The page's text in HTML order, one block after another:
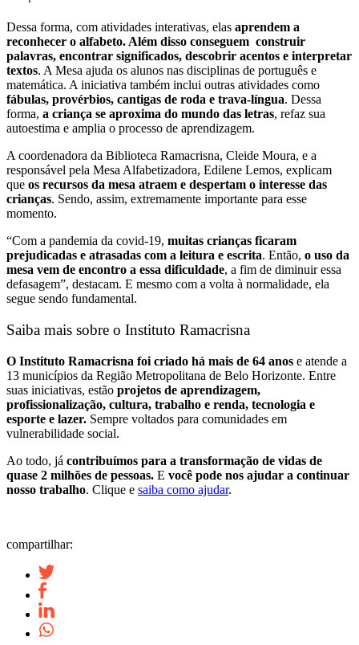
Dessa forma, com atividades interativas, elas aprendem a
reconhecer o alfabeto. Além disso conseguem construir
palavras, encontrar significados, descobrir acentos e interpretar
textos. A Mesa ajuda os alunos nas disciplinas de português e
matemática. A iniciativa também inclui outras atividades como
fábulas, provérbios, cantigas de roda e trava-língua. Dessa
forma, a criança se aproxima do mundo das letras, refaz sua
autoestima e amplia o processo de aprendizagem.
A coordenadora da Biblioteca Ramacrisna, Cleide Moura, e a
responsável pela Mesa Alfabetizadora, Edilene Lemos, explicam
que os recursos da mesa atraem e despertam o interesse das
crianças. Sendo, assim, extremamente importante para esse
momento.
“Com a pandemia da covid-19, muitas crianças ficaram
prejudicadas e atrasadas com a leitura e escrita. Então, o uso da
mesa vem de encontro a essa dificuldade, a fim de diminuir essa
defasagem”, destacam. E mesmo com a volta à normalidade, ela
segue sendo fundamental.
Saiba mais sobre o Instituto Ramacrisna
O Instituto Ramacrisna foi criado há mais de 64 anos e atende a
13 municípios da Região Metropolitana de Belo Horizonte. Entre
suas iniciativas, estão projetos de aprendizagem,
profissionalização, cultura, trabalho e renda, tecnologia e
esporte e lazer. Sempre voltados para comunidades em
vulnerabilidade social.
Ao todo, já contribuímos para a transformação de vidas de
quase 2 milhões de pessoas. E você pode nos ajudar a continuar
nosso trabalho. Clique e saiba como ajudar.
compartilhar: